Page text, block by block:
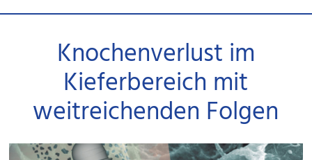
Knochenverlust im
Kieferbereich mit
weitreichenden Folgen